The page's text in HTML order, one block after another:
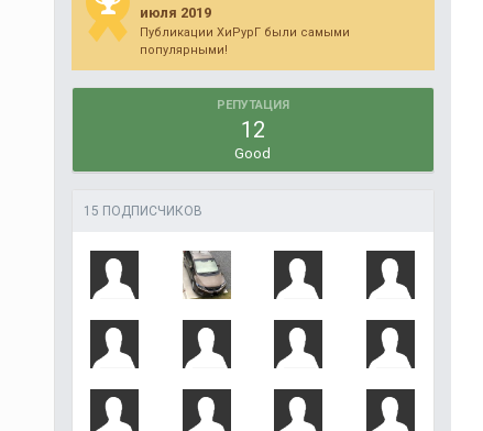
июля 2019
Публикации ХиРурГ были самыми
популярными!
РЕПУТАЦИЯ
12
Good
15 ПОДПИСЧИКОВ